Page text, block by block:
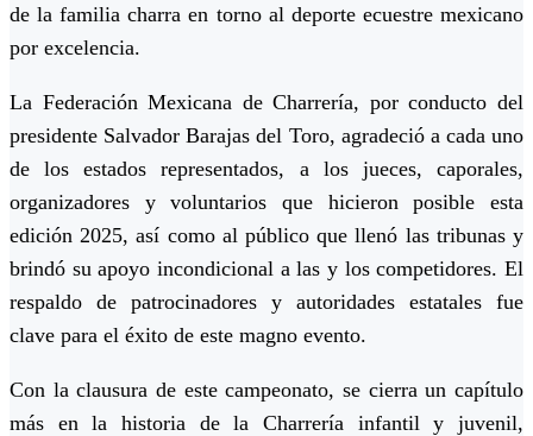
de la familia charra en torno al deporte ecuestre mexicano
por excelencia.
La Federación Mexicana de Charrería, por conducto del
presidente Salvador Barajas del Toro, agradeció a cada uno
de los estados representados, a los jueces, caporales,
organizadores y voluntarios que hicieron posible esta
edición 2025, así como al público que llenó las tribunas y
brindó su apoyo incondicional a las y los competidores. El
respaldo de patrocinadores y autoridades estatales fue
clave para el éxito de este magno evento.
Con la clausura de este campeonato, se cierra un capítulo
más en la historia de la Charrería infantil y juvenil,